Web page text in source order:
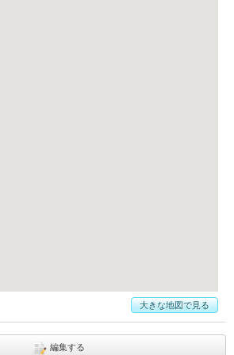
大きな地図で見る
編集する